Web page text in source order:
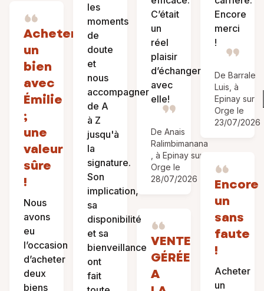
Acheter/louer
un
bien
avec
Émilie
;
une
valeur
sûre
!
Nous
avons
eu
l’occasion
d’acheter
deux
biens
les
moments
de
doute
et
nous
accompagner
de A
à Z
jusqu'à
la
signature.
Son
implication,
sa
disponibilité
et sa
bienveillance
ont
fait
C’était
un
réel
plaisir
d’échanger
avec
elle!
De Anais
Ralimbimanana
, à Epinay sur
Orge le
28/07/2026
VENTE
GÉRÉE
A
Encore
merci
!
De Barrale
Luis, à
Epinay sur
Orge le
23/07/2026
Encore
un
sans
faute
!
Acheter
un